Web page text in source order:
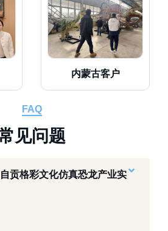
内蒙古客户
FAQ
见问题
贡格彩文化仿真恐龙产业实